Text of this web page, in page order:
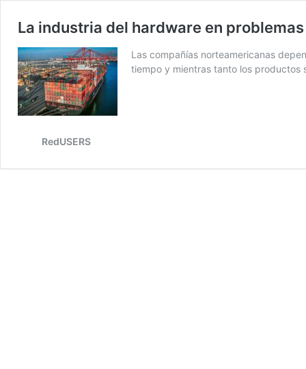
La industria del hardware en
Las compañías norteamericanas
tiempo y mientras tanto los productos
RedUSERS